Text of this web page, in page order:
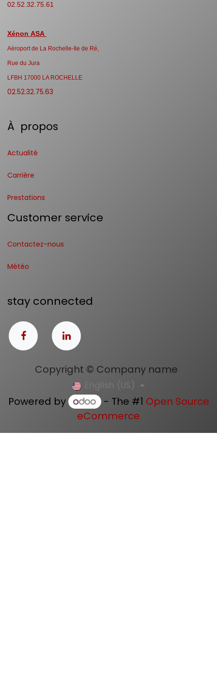
02.52.32.75.61
Xénon ASA
Aéroport de La Rochelle-Ile de Ré,
Rue du Jura
LFBH 17000 LA ROCHELLE
02.52.32.75.63
À propos
Actualité
Carrière
Prestations
Customer service
Contactez-nous
Météo
stay connected
Copyright © Company name
English (US)
Powered by - The #1 Open Source
eCommerce